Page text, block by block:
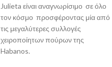
Julieta είναι αναγνωρίσιμο σε όλο
τον κόσμο προσφέροντας μία από
τις μεγαλύτερες συλλογές
χειροποίητων πούρων της
Habanos.